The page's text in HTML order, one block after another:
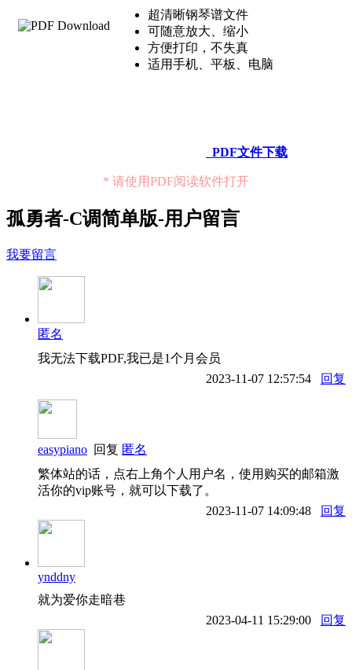
超清晰钢琴谱文件
可随意放大、缩小
方便打印，不失真
适用手机、平板、电脑
PDF文件下载
* 请使用PDF阅读软件打开
孤勇者-C调简单版-用户留言
我要留言
匿名
我无法下载PDF,我已是1个月会员
2023-11-07 12:57:54
回复
easypiano 回复 匿名
繁体站的话，点右上角个人用户名，使用购买的邮箱激
活你的vip账号，就可以下载了。
2023-11-07 14:09:48
回复
ynddny
就为爱你走暗巷
2023-04-11 15:29:00
回复